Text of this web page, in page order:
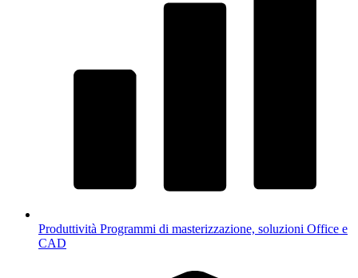
Produttività Programmi di masterizzazione, soluzioni Office e
CAD